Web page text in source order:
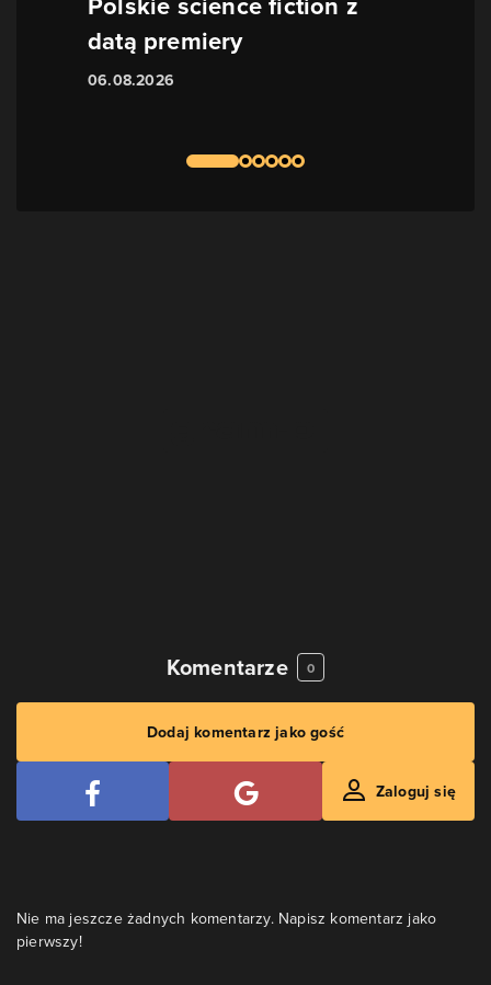
datą premiery
06.08.2026
Komentarze 0
Dodaj komentarz jako gość
Zaloguj się
Nie ma jeszcze żadnych komentarzy. Napisz komentarz jako
pierwszy!